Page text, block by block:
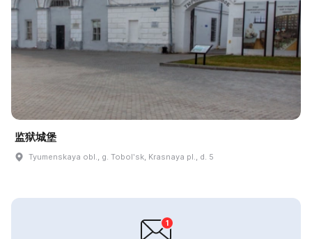
监狱城堡
Tyumenskaya obl., g. Tobolʹsk, Krasnaya pl., d. 5